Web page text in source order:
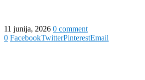
11 junija, 2026 0 comment
0 FacebookTwitterPinterestEmail